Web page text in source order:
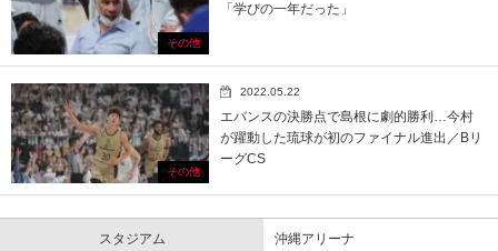
その他
「学びの一年だった」
その他
2022.05.22
エバンスの決勝点で島根に劇的勝利…今村
が躍動した琉球が初のファイナル進出／Bリ
ーグCS
スタジアム 沖縄アリーナ